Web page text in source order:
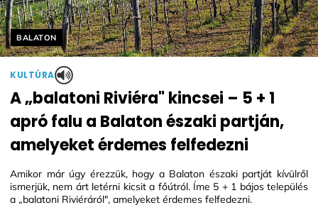
Helyszín címkék:
BALATON
KULTÚRA
A „balatoni Riviéra" kincsei – 5 + 1
apró falu a Balaton északi partján,
amelyeket érdemes felfedezni
Amikor már úgy érezzük, hogy a Balaton északi partját kívülről
ismerjük, nem árt letérni kicsit a főútról. Íme 5 + 1 bájos település
a „balatoni Riviéráról", amelyeket érdemes felfedezni.